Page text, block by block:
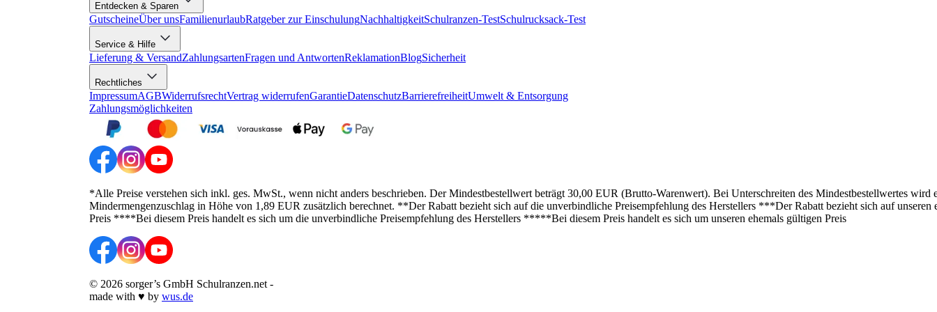
Entdecken & Sparen
GutscheineÜber unsFamilienurlaubRatgeber zur EinschulungNachhaltigkeitSchulranzen-TestSchulrucksack-Test
Service & Hilfe
Lieferung & VersandZahlungsartenFragen und AntwortenReklamationBlogSicherheit
Rechtliches
ImpressumAGBWiderrufsrechtVertrag widerrufenGarantieDatenschutzBarrierefreiheitUmwelt & Entsorgung
Zahlungsmöglichkeiten
*Alle Preise verstehen sich inkl. ges. MwSt., wenn nicht anders beschrieben. Der Mindestbestellwert beträgt 30,00 EUR (Brutto-Warenwert). Bei Unterschreiten des Mindestbestellwertes wird
Mindermengenzuschlag in Höhe von 1,89 EUR zusätzlich berechnet. **Der Rabatt bezieht sich auf die unverbindliche Preisempfehlung des Herstellers ***Der Rabatt bezieht sich auf unseren
Preis ****Bei diesem Preis handelt es sich um die unverbindliche Preisempfehlung des Herstellers *****Bei diesem Preis handelt es sich um unseren ehemals gültigen Preis
© 2026 sorger’s GmbH Schulranzen.net -
made with ♥ by wus.de